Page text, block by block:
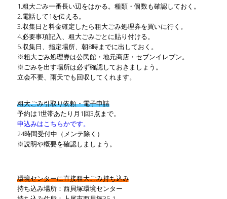
1.粗大ごみ一番長い辺をはかる。種類・個数も確認しておく。
2.電話して1を伝える。
3.収集日と料金確定したら粗大ごみ処理券を買いに行く。
4.必要事項記入、粗大ごみごとに貼り付ける。
5.収集日、指定場所、朝8時までに出しておく。
※粗大ごみ処理券は公民館・地元商店・セブンイレブン。
※ごみを出す場所は必ず確認しておきましょう。
立会不要、雨天でも回収してくれます。
粗大ごみ引取り依頼・電子申請
予約は1世帯あたり月1回3点まで。
申込みはこちらかです。
24時間受付中（メンテ除く）
※説明や概要を確認しましょう。
環境センターに直接粗大ごみ持ち込み
持ち込み場所：西貝塚環境センター